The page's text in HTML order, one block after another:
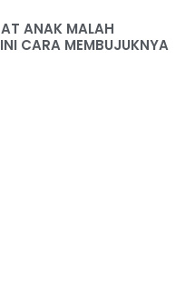
ANAK MALAH
CARA MEMBUJUKNYA